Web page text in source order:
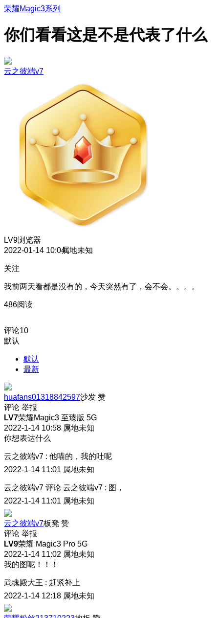
荣耀Magic3系列
你们看看这是不是代表了什么
云之彼端v7
LV9浏览器
2022-01-14 10:04属地未知
关注
我前两天看都是没有的，今天突然有了，会不会。。。。
486阅读
评论10
默认
默认
最新
huafans01318842597沙发 赞
评论 举报
LV7荣耀Magic3 至臻版 5G
2022-1-14 10:58 属地未知
你想表达什么
云之彼端v7 : 他喵的，我的吐呢
2022-1-14 11:01 属地未知
云之彼端v7 评论 云之彼端v7 : 图，
2022-1-14 11:01 属地未知
云之彼端v7板凳 赞
评论 举报
LV9荣耀 Magic3 Pro 5G
2022-1-14 11:02 属地未知
我的图呢！！！
武魂殿大王 : 赶紧补上
2022-1-14 12:18 属地未知